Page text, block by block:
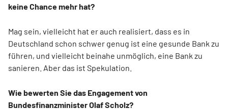
keine Chance mehr hat?
Mag sein, vielleicht hat er auch realisiert, dass es in
Deutschland schon schwer genug ist eine gesunde Bank zu
führen, und vielleicht beinahe unmöglich, eine Bank zu
sanieren. Aber das ist Spekulation.
Wie bewerten Sie das Engagement von
Bundesfinanzminister Olaf Scholz?